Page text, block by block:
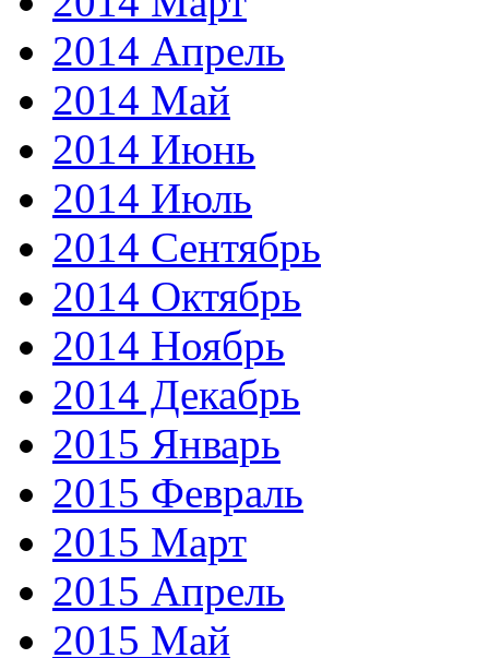
2014 Апрель
2014 Май
2014 Июнь
2014 Июль
2014 Сентябрь
2014 Октябрь
2014 Ноябрь
2014 Декабрь
2015 Январь
2015 Февраль
2015 Март
2015 Апрель
2015 Май